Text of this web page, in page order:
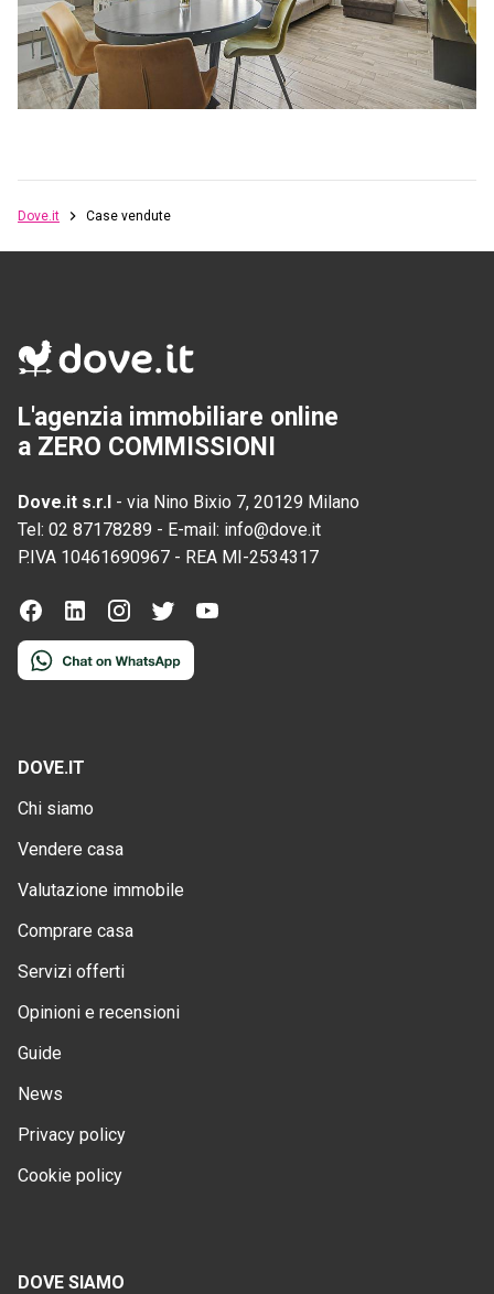
Dove.it Case vendute
L'agenzia immobiliare online
a ZERO COMMISSIONI
Dove.it s.r.l - via Nino Bixio 7, 20129 Milano
Tel: 02 87178289 - E-mail: info@dove.it
P.IVA 10461690967 - REA MI-2534317
DOVE.IT
Chi siamo
Vendere casa
Valutazione immobile
Comprare casa
Servizi offerti
Opinioni e recensioni
Guide
News
Privacy policy
Cookie policy
DOVE SIAMO